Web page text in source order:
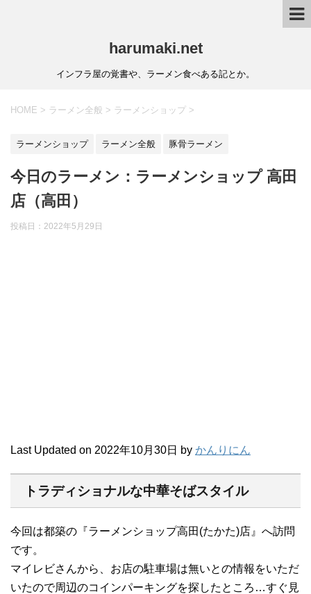
harumaki.net
インフラ屋の覚書や、ラーメン食べある記とか。
HOME > ラーメン全般 > ラーメンショップ >
ラーメンショップ ラーメン全般 豚骨ラーメン
今日のラーメン：ラーメンショップ 高田
店（高田）
投稿日：2022年5月29日
Last Updated on 2022年10月30日 by かんりにん
トラディショナルな中華そばスタイル
今回は都築の『ラーメンショップ高田(たかた)店』へ訪問
です。
マイレビさんから、お店の駐車場は無いとの情報をいただ
いたので周辺のコインパーキングを探したところ…すぐ見